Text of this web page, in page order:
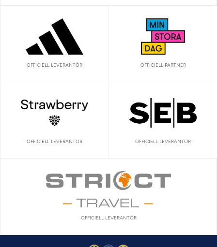
OFFICIELL LEVERANTÖR OFFICIELL PARTNER
OFFICIELL LEVERANTÖR OFFICIELL LEVERANTÖR
OFFICIELL LEVERANTÖR